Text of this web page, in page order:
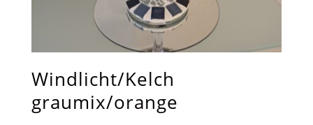
Windlicht/Kelch
graumix/orange